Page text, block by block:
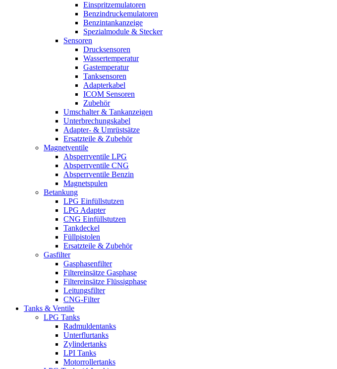
Einspritzemulatoren
Benzindruckemulatoren
Benzintankanzeige
Spezialmodule & Stecker
Sensoren
Drucksensoren
Wassertemperatur
Gastemperatur
Tanksensoren
Adapterkabel
ICOM Sensoren
Zubehör
Umschalter & Tankanzeigen
Unterbrechungskabel
Adapter- & Umrüstsätze
Ersatzteile & Zubehör
Magnetventile
Absperrventile LPG
Absperrventile CNG
Absperrventile Benzin
Magnetspulen
Betankung
LPG Einfüllstutzen
LPG Adapter
CNG Einfüllstutzen
Tankdeckel
Füllpistolen
Ersatzteile & Zubehör
Gasfilter
Gasphasenfilter
Filtereinsätze Gasphase
Filtereinsätze Flüssigphase
Leitungsfilter
CNG-Filter
Tanks & Ventile
LPG Tanks
Radmuldentanks
Unterflurtanks
Zylindertanks
LPI Tanks
Motorrollertanks